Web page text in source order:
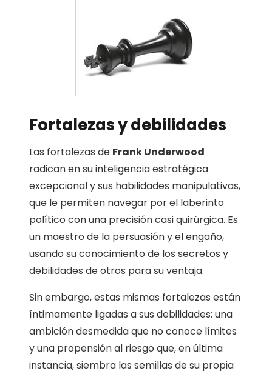
Fortalezas y debilidades
Las fortalezas de Frank Underwood
radican en su inteligencia estratégica
excepcional y sus habilidades manipulativas,
que le permiten navegar por el laberinto
político con una precisión casi quirúrgica. Es
un maestro de la persuasión y el engaño,
usando su conocimiento de los secretos y
debilidades de otros para su ventaja.
Sin embargo, estas mismas fortalezas están
íntimamente ligadas a sus debilidades: una
ambición desmedida que no conoce límites
y una propensión al riesgo que, en última
instancia, siembra las semillas de su propia